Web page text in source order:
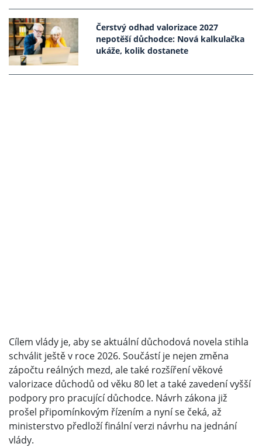
Čerstvý odhad valorizace 2027
nepotěší důchodce: Nová kalkulačka
ukáže, kolik dostanete
Cílem vlády je, aby se aktuální důchodová novela stihla
schválit ještě v roce 2026. Součástí je nejen změna
zápočtu reálných mezd, ale také rozšíření věkové
valorizace důchodů od věku 80 let a také zavedení vyšší
podpory pro pracující důchodce. Návrh zákona již
prošel připomínkovým řízením a nyní se čeká, až
ministerstvo předloží finální verzi návrhu na jednání
vlády.